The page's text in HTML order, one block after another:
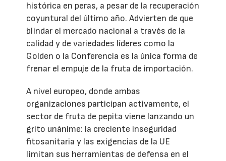
histórica en peras, a pesar de la recuperación
coyuntural del último año. Advierten de que
blindar el mercado nacional a través de la
calidad y de variedades líderes como la
Golden o la Conferencia es la única forma de
frenar el empuje de la fruta de importación.
A nivel europeo, donde ambas
organizaciones participan activamente, el
sector de fruta de pepita viene lanzando un
grito unánime: la creciente inseguridad
fitosanitaria y las exigencias de la UE
limitan sus herramientas de defensa en el